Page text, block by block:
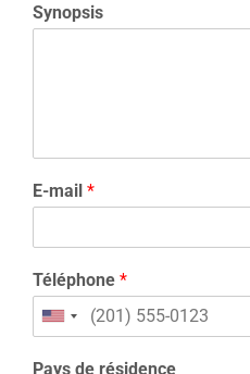
Synopsis
E-mail *
Téléphone *
Pays de résidence